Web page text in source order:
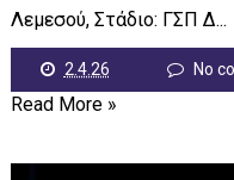
Λεμεσού, Στάδιο: ΓΣΠ Δ...
2.4.26
No
Read More »